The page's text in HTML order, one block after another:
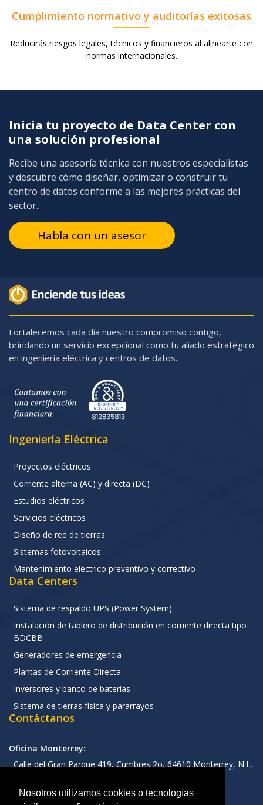
Nosotros utilizamos cookies o tecnologías
Cumplimiento normativo y auditorías exitosas
Reducirás riesgos legales, técnicos y financieros al alinearte con
normas internacionales.
Inicia tu proyecto de Data Center con
una solución profesional
Recibe una asesoría técnica con nuestros especialistas
y descubre cómo diseñar, optimizar o construir tu
centro de datos conforme a las mejores prácticas del
sector..
Habla con un asesor
Fortalecemos cada día nuestro compromiso contigo,
brindando un servicio excepcional como tu aliado estratégico
en ingeniería eléctrica y centros de datos.
Ingeniería Eléctrica
Proyectos eléctricos
Corriente alterna (AC) y directa (DC)
Estudios eléctricos
Servicios eléctricos
Diseño de red de tierras
Sistemas fotovoltaicos
Mantenimiento eléctrico preventivo y correctivo
Data Centers
Sistema de respaldo UPS (Power System)
Instalación de tablero de distribución en corriente directa tipo
BDCBB
Generadores de emergencia
Plantas de Corriente Directa
Inversores y banco de baterías
Sistema de tierras física y pararrayos
Contáctanos
Oficina Monterrey:
Calle del Gran Parque 419, Cumbres 2o, 64610 Monterrey, N.L.
81 1934 1192|81 1934 1194